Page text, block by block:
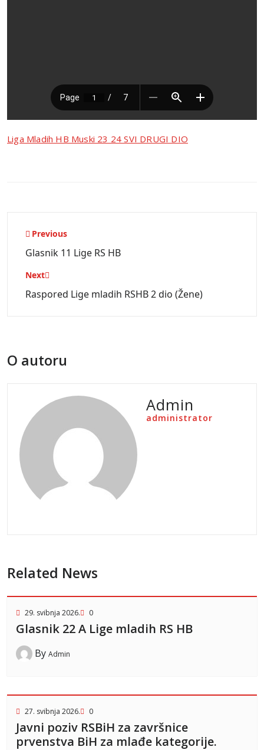
Liga Mladih HB Muski 23 24 SVI DRUGI DIO
Navigacija
objava
Previous
Glasnik 11 Lige RS HB
Next
Raspored Lige mladih RSHB 2 dio (Žene)
O autoru
Admin
administrator
Related News
29. svibnja 2026. 0
Glasnik 22 A Lige mladih RS HB
By Admin
27. svibnja 2026. 0
Javni poziv RSBiH za završnice
prvenstva BiH za mlađe kategorije.